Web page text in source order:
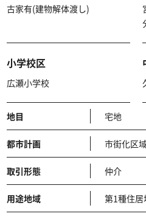
古家有(建物解体渡し)
小学校区
広瀬小学校
地目 宅地
都市計画 市街化区
取引形態 仲介
用途地域 第1種住居